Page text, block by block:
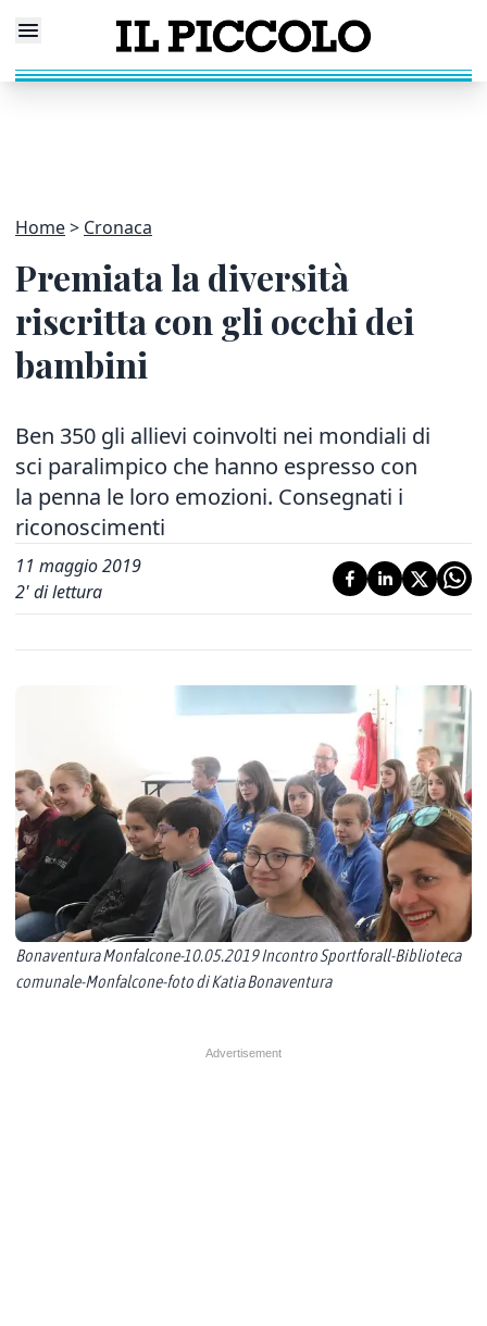
Home Cronaca
Premiata la diversità
riscritta con gli occhi dei
bambini
Ben 350 gli allievi coinvolti nei mondiali di
sci paralimpico che hanno espresso con
la penna le loro emozioni. Consegnati i
riconoscimenti
11 maggio 2019
2' di lettura
Bonaventura Monfalcone-10.05.2019 Incontro Sportforall-Biblioteca
comunale-Monfalcone-foto di Katia Bonaventura